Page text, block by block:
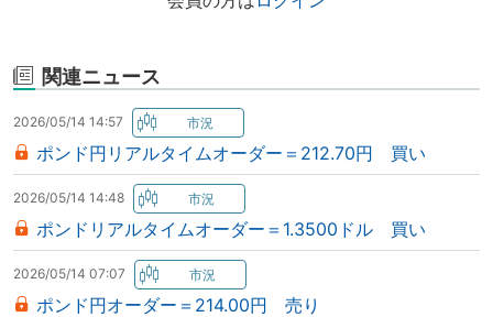
関連ニュース
2026/05/14 14:57
ポンド円リアルタイムオーダー＝212.70円 買い
2026/05/14 14:48
ポンドリアルタイムオーダー＝1.3500ドル 買い
2026/05/14 07:07
ポンド円オーダー＝214.00円 売り